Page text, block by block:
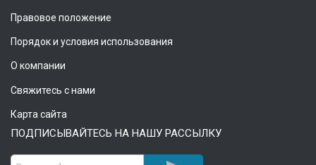
Правовое положение
Порядок и условия использования
О компании
Свяжитесь с нами
Карта сайта
ПОДПИСЫВАЙТЕСЬ НА НАШУ РАССЫЛКУ